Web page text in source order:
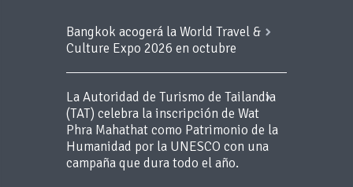
Bangkok acogerá la World Travel &
Culture Expo 2026 en octubre
La Autoridad de Turismo de Tailandia
(TAT) celebra la inscripción de Wat
Phra Mahathat como Patrimonio de la
Humanidad por la UNESCO con una
campaña que dura todo el año.